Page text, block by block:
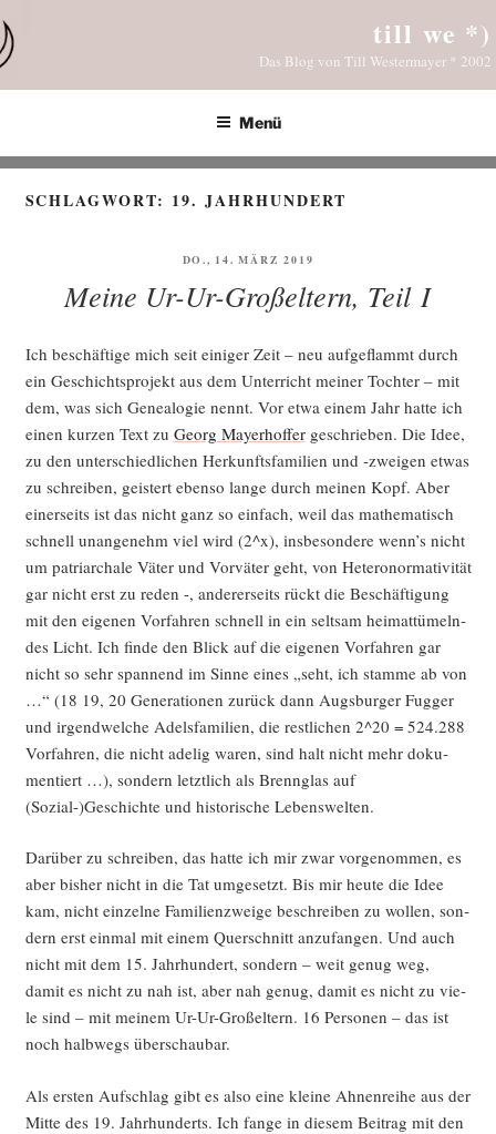
Inhalt
springen
till we *)
Das Blog von Till Westermayer * 2002
Menü
SCHLAGWORT: 19. JAHRHUNDERT
VERÖFFENTLICHT
DO., 14. MÄRZ 2019
Meine Ur-Ur-Großeltern, Teil I
Ich beschäf­ti­ge mich seit eini­ger Zeit – neu auf­ge­flammt durch
ein Geschichts­pro­jekt aus dem Unter­richt mei­ner Toch­ter – mit
dem, was sich Genea­lo­gie nennt. Vor etwa einem Jahr hat­te ich
einen kur­zen Text zu Georg May­er­hof­fergeschrie­ben. Die Idee,
zu den unter­schied­li­chen Her­kunfts­fa­mi­li­en und ‑zwei­gen etwas
zu schrei­ben, geis­tert eben­so lan­ge durch mei­nen Kopf. Aber
einer­seits ist das nicht ganz so ein­fach, weil das mathe­ma­tisch
schnell unan­ge­nehm viel wird (2^x), ins­be­son­de­re wenn’s nicht
um patri­ar­cha­le Väter und Vor­vä­ter geht, von Hete­ro­nor­ma­ti­vi­tät
gar nicht erst zu reden -, ande­rer­seits rückt die Beschäf­ti­gung
mit den eige­nen Vor­fah­ren schnell in ein selt­sam hei­mat­tü­meln­
des Licht. Ich fin­de den Blick auf die eige­nen Vor­fah­ren gar
nicht so sehr span­nend im Sin­ne eines „seht, ich stam­me ab von
…“ (18 19, 20 Gene­ra­tio­nen zurück dann Augs­bur­ger Fug­ger
und irgend­wel­che Adels­fa­mi­li­en, die rest­li­chen 2^20 = 524.288
Vor­fah­ren, die nicht ade­lig waren, sind halt nicht mehr doku­
men­tiert …), son­dern letzt­lich als Brenn­glas auf
(Sozial-)Geschichte und his­to­ri­sche Lebenswelten.
Dar­über zu schrei­ben, das hat­te ich mir zwar vor­ge­nom­men, es
aber bis­her nicht in die Tat umge­setzt. Bis mir heu­te die Idee
kam, nicht ein­zel­ne Fami­li­en­zwei­ge beschrei­ben zu wol­len, son­
dern erst ein­mal mit einem Quer­schnitt anzu­fan­gen. Und auch
nicht mit dem 15. Jahr­hun­dert, son­dern – weit genug weg,
damit es nicht zu nah ist, aber nah genug, damit es nicht zu vie­
le sind – mit mei­nem Ur-Ur-Groß­el­tern. 16 Per­so­nen – das ist
noch halb­wegs überschaubar.
Als ers­ten Auf­schlag gibt es also eine klei­ne Ahnen­rei­he aus der
Mit­te des 19. Jahr­hun­derts. Ich fan­ge in die­sem Bei­trag mit den